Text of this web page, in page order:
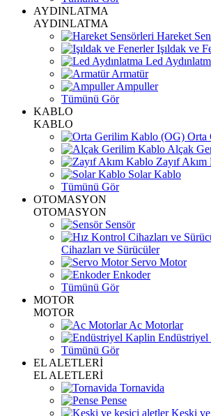
AYDINLATMA
AYDINLATMA
Hareket
Işıldak ve
Led
Armatür
Ampuller
Tümünü Gör
KABLO
KABLO
Orta
Alçak
Zayıf
Solar Kablo
Tümünü Gör
OTOMASYON
OTOMASYON
Sensör
Cihazları ve Sürücüler
Servo Motor
Enkoder
Tümünü Gör
MOTOR
MOTOR
Ac Motorlar
Tümünü Gör
EL ALETLERİ
EL ALETLERİ
Tornavida
Pense
Keski ve